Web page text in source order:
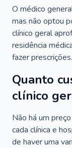
O médico
mas não optou
clínico geral
residência
fazer prescrições.
Quanto
clínico
Não há um
cada clínica e
de haver uma